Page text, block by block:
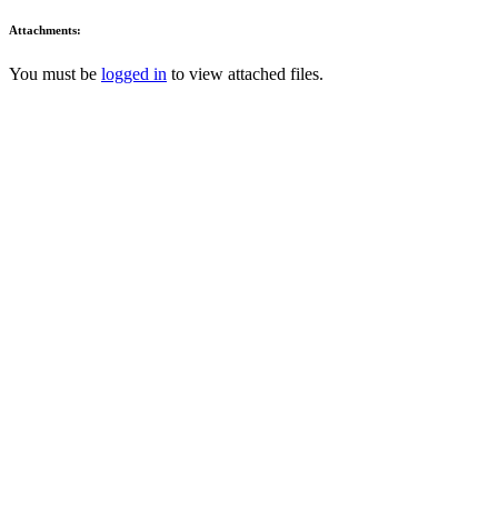
Attachments:
You must be logged in to view attached files.